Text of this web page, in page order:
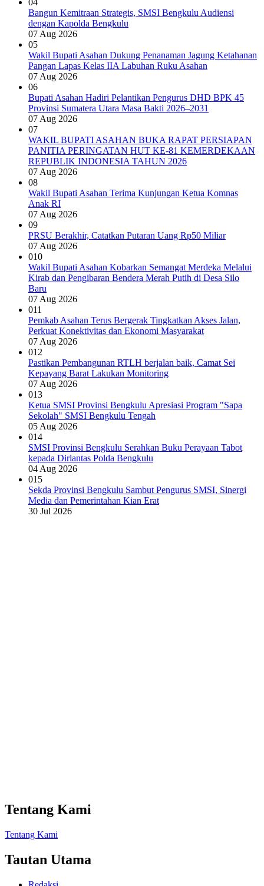
04
Bangun Kemitraan Strategis, SMSI Bengkulu Audiensi
dengan Kapolda Bengkulu
07 Aug 2026
05
Wakil Bupati Asahan Dukung Penanaman Jagung Ketahanan
Pangan Lapas Kelas IIA Labuhan Ruku Asahan
07 Aug 2026
06
Bupati Asahan Hadiri Pelantikan Pengurus DHD BPK 45
Provinsi Sumatera Utara Masa Bakti 2026–2031
07 Aug 2026
07
WAKIL BUPATI ASAHAN BUKA RAPAT PERSIAPAN
PANITIA PERINGATAN HUT KE-81 KEMERDEKAAN
REPUBLIK INDONESIA TAHUN 2026
07 Aug 2026
08
Wakil Bupati Asahan Terima Kunjungan Ketua Komnas
Anak RI
07 Aug 2026
09
PRSU Berakhir, Catatkan Putaran Uang Rp50 Miliar
07 Aug 2026
010
Wakil Bupati Asahan Kobarkan Semangat Merdeka Melalui
Kirab dan Pengibaran Bendera Merah Putih di Desa Silo
Baru
07 Aug 2026
011
Pemkab Asahan Terus Bergerak Tingkatkan Akses Jalan,
Perkuat Konektivitas dan Ekonomi Masyarakat
07 Aug 2026
012
Pastikan Pembangunan RTLH berjalan baik, Camat Sei
Kepayang Barat Lakukan Monitoring
07 Aug 2026
013
Ketua SMSI Provinsi Bengkulu Apresiasi Program "Sapa
Sekolah" SMSI Bengkulu Tengah
05 Aug 2026
014
SMSI Provinsi Bengkulu Serahkan Buku Perayaan Tabot
kepada Dirlantas Polda Bengkulu
04 Aug 2026
015
Sekda Provinsi Bengkulu Sambut Pengurus SMSI, Sinergi
Media dan Pemerintahan Kian Erat
30 Jul 2026
Tentang Kami
Tentang Kami
Tautan Utama